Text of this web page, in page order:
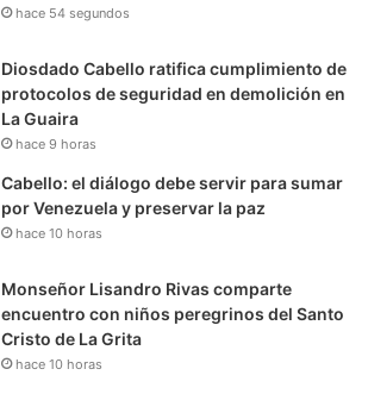
m
hace 54 segundos
Diosdado Cabello ratifica cumplimiento de
protocolos de seguridad en demolición en
La Guaira
hace 9 horas
Cabello: el diálogo debe servir para sumar
por Venezuela y preservar la paz
hace 10 horas
Monseñor Lisandro Rivas comparte
encuentro con niños peregrinos del Santo
Cristo de La Grita
hace 10 horas